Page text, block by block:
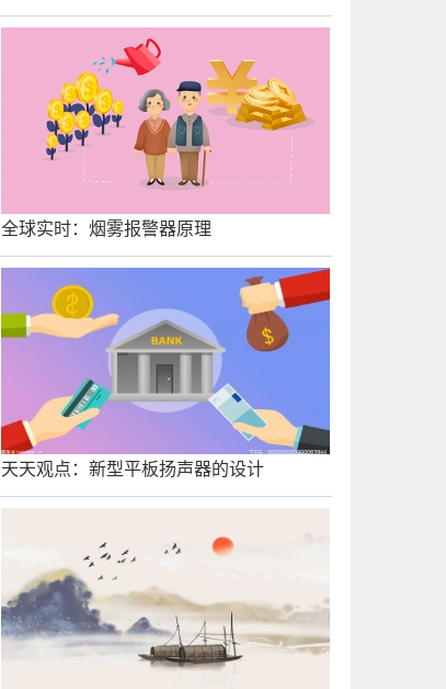
全球实时：烟雾报警器原理
天天观点：新型平板扬声器的设计